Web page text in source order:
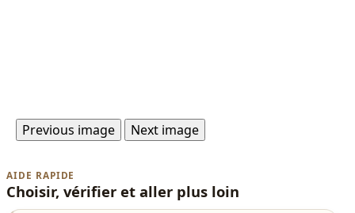
Previous image Next image
AIDE RAPIDE
Choisir, vérifier et aller plus loin